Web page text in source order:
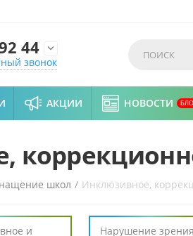
44 
звонок
АКЦИИ НОВОСТИ
школ / Инклюзивное,
и
Нарушение зрения